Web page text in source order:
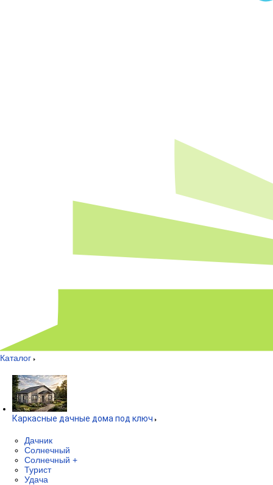
Каталог
Каркасные дачные дома под ключ
Дачник
Солнечный
Солнечный +
Турист
Удача